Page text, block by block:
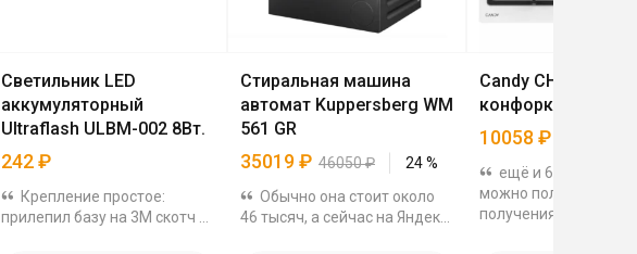
Светильник LED
аккумуляторный
Ultraflash ULBM-002 8Вт.
242₽
Крепление простое:
прилепил базу на 3М скотч к
Стиральная машина
автомат Kuppersberg WM
561 GR
35019₽ 46050₽ 24%
Обычно она стоит около
46 тысяч, а сейчас на Яндекс
Candy
конфорки
10058 ₽
ещё и 600 баллов
можно получить.
получения поле с